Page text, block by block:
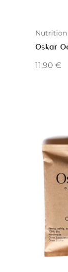
Nutrition
Oskar
11,90 €